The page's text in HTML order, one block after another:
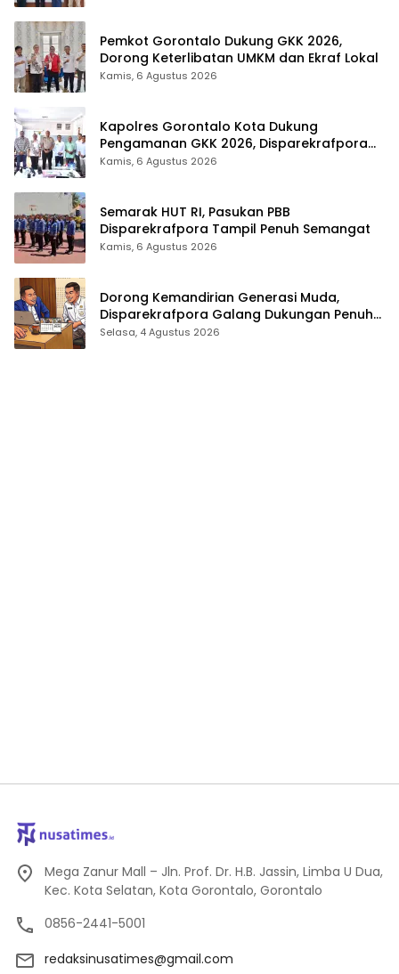
Pemkot Gorontalo Dukung GKK 2026,
Dorong Keterlibatan UMKM dan Ekraf Lokal
Kamis, 6 Agustus 2026
Kapolres Gorontalo Kota Dukung
Pengamanan GKK 2026, Disparekrafpora
Perkuat Sinergi Lintas Sektor
Kamis, 6 Agustus 2026
Semarak HUT RI, Pasukan PBB
Disparekrafpora Tampil Penuh Semangat
Kamis, 6 Agustus 2026
Dorong Kemandirian Generasi Muda,
Disparekrafpora Galang Dukungan Penuh
Para Aleg Deprov
Selasa, 4 Agustus 2026
Mega Zanur Mall – Jln. Prof. Dr. H.B. Jassin, Limba U Dua,
Kec. Kota Selatan, Kota Gorontalo, Gorontalo
0856-2441-5001
redaksinusatimes@gmail.com